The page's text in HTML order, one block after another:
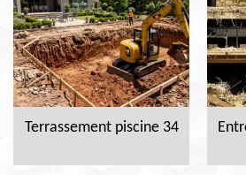
Terrassement piscine 34